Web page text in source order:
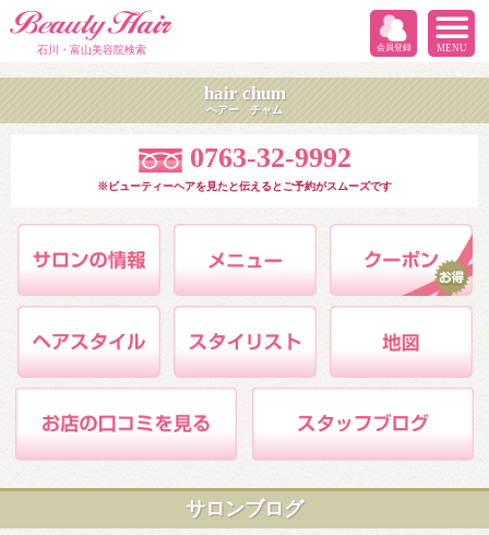
石川・富山美容院検索 MENU
会員登録
hair chum
ヘアー チャム
0763-32-9992
※ビューティーヘアを見たと伝えるとご予約がスムーズです
サロンブログ